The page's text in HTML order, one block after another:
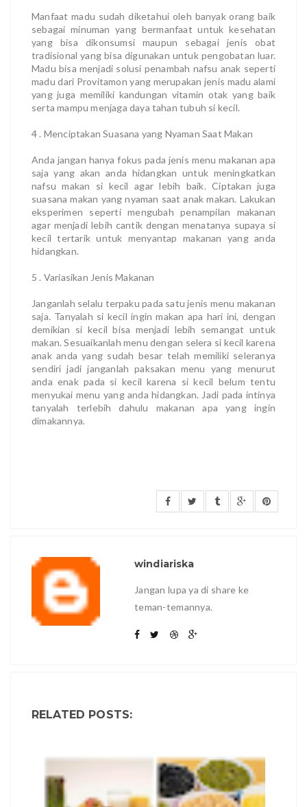
Manfaat madu sudah diketahui oleh banyak orang baik
sebagai minuman yang bermanfaat untuk kesehatan
yang bisa dikonsumsi maupun sebagai jenis obat
tradisional yang bisa digunakan untuk pengobatan luar.
Madu bisa menjadi solusi penambah nafsu anak seperti
madu dari Provitamon yang merupakan jenis madu alami
yang juga memiliki kandungan vitamin otak yang baik
serta mampu menjaga daya tahan tubuh si kecil.
4 . Menciptakan Suasana yang Nyaman Saat Makan
Anda jangan hanya fokus pada jenis menu makanan apa
saja yang akan anda hidangkan untuk meningkatkan
nafsu makan si kecil agar lebih baik. Ciptakan juga
suasana makan yang nyaman saat anak makan. Lakukan
eksperimen seperti mengubah penampilan makanan
agar menjadi lebih cantik dengan menatanya supaya si
kecil tertarik untuk menyantap makanan yang anda
hidangkan.
5 . Variasikan Jenis Makanan
Janganlah selalu terpaku pada satu jenis menu makanan
saja. Tanyalah si kecil ingin makan apa hari ini, dengan
demikian si kecil bisa menjadi lebih semangat untuk
makan. Sesuaikanlah menu dengan selera si kecil karena
anak anda yang sudah besar telah memiliki seleranya
sendiri jadi janganlah paksakan menu yang menurut
anda enak pada si kecil karena si kecil belum tentu
menyukai menu yang anda hidangkan. Jadi pada intinya
tanyalah terlebih dahulu makanan apa yang ingin
dimakannya.
windiariska
Jangan lupa ya di share ke
teman-temannya.
RELATED POSTS: